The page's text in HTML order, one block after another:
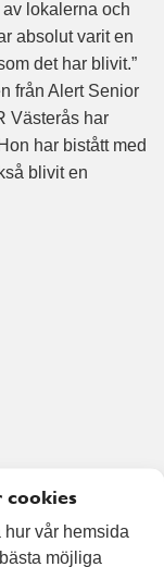
lokalerna och
absolut varit en
det har blivit.”
från Alert Senior
Västerås har
har bistått med
blivit en
cookies
vår hemsida
möjliga